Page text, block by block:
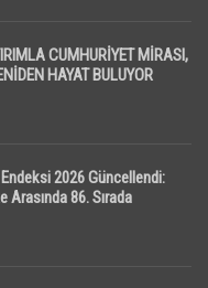
CUMHURİYET MİRASI,
HAYAT BULUYOR
2026 Güncellendi:
86. Sırada